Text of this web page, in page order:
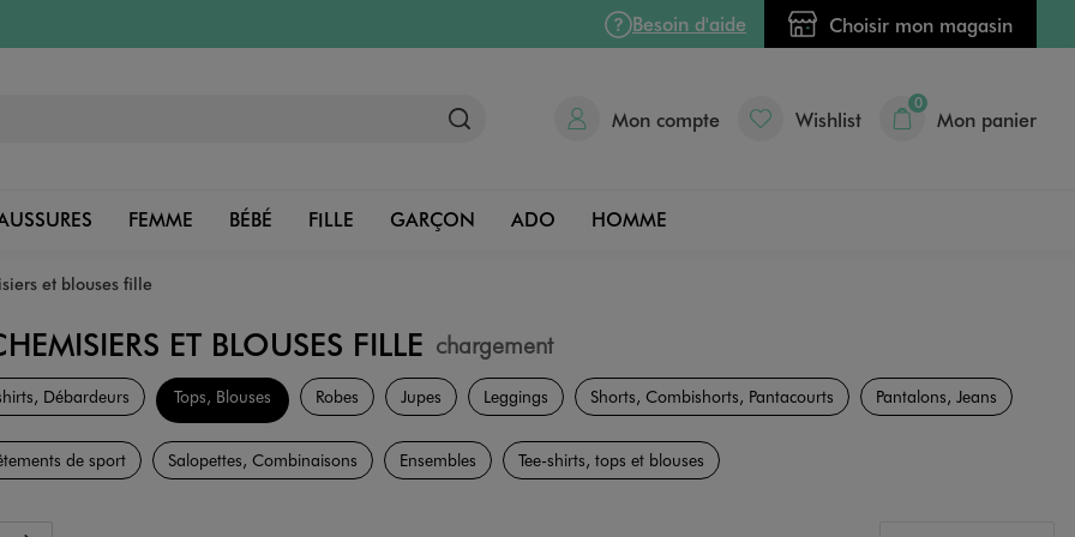
Besoin d'aide Choisir mon magasin
Mon compte Wishlist
0
Mon panier
FEMME BÉBÉ FILLE GARÇON ADO HOMME
et blouses fille
ET BLOUSES FILLE chargement
Vêtements
Débardeurs Tops, Blouses Robes Jupes Leggings Shorts, Combishorts, Pantacourts Pantalons, Jeans
de sport Salopettes, Combinaisons Ensembles Tee-shirts, tops et blouses